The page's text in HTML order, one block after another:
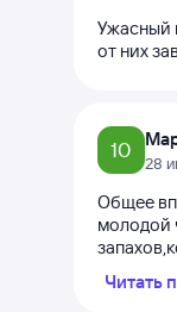
Ужасный
от них
10
28
Общее
молодой
Читать